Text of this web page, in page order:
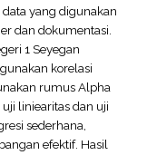
yang digunakan
dan dokumentasi.
1 Seyegan
korelasi
rumus Alpha
uji liniearitas dan uji
sederhana,
efektif. Hasil